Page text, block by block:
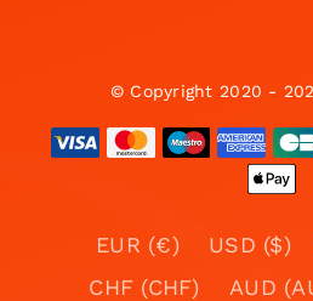
© Copyright 2020 -
EUR (€) USD ($)
CHF (CHF)
AUD